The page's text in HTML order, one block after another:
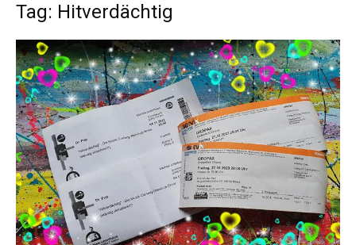
Tag: Hitverdächtig